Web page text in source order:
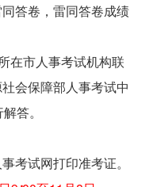
答卷，雷同答卷成绩
在市人事考试机构联
会保障部人事考试中
答。
考试网打印准考证。